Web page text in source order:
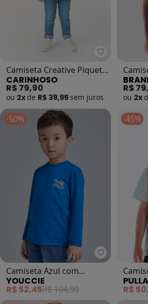
Carinhoso -
Camiseta Creative Piquet
Linho (Azul Claro)
CARINHOSO
R$ 79,90
ou 2x de R$ 39,95 sem juros
em
R$
ou 2x
-50%
Youccie -
Camiseta Azul com
Estampa Lettering (Azul)
YOUCCIE
R$ 52,45R$ 104,90
-45%
(Azul)
R$